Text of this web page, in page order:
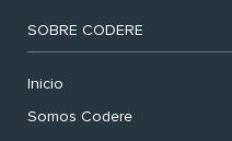
SOBRE CODERE
Inicio
Somos Codere